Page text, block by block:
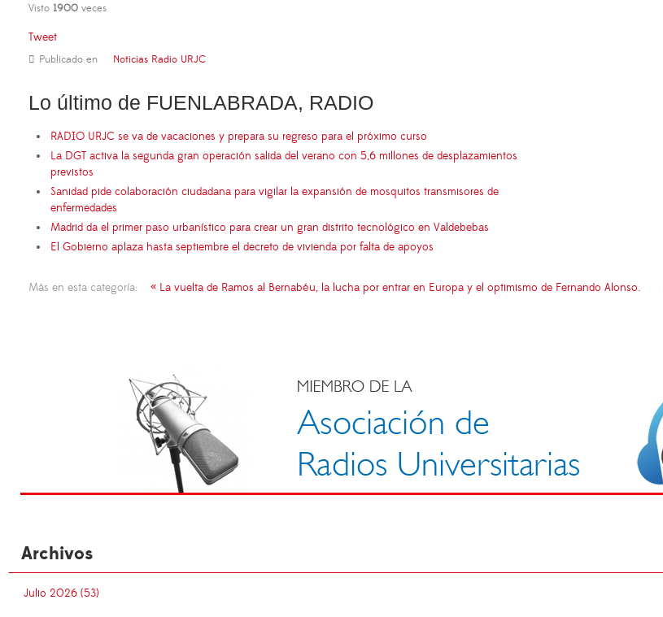
Visto 1900 veces
Tweet
Publicado en Noticias Radio URJC
Lo último de FUENLABRADA, RADIO
RADIO URJC se va de vacaciones y prepara su regreso para el próximo curso
La DGT activa la segunda gran operación salida del verano con 5,6 millones de desplazamientos
previstos
Sanidad pide colaboración ciudadana para vigilar la expansión de mosquitos transmisores de
enfermedades
Madrid da el primer paso urbanístico para crear un gran distrito tecnológico en Valdebebas
El Gobierno aplaza hasta septiembre el decreto de vivienda por falta de apoyos
Más en esta categoría: « La vuelta de Ramos al Bernabéu, la lucha por entrar en Europa y el optimismo de Fernando Alonso.
Archivos
Julio 2026 (53)